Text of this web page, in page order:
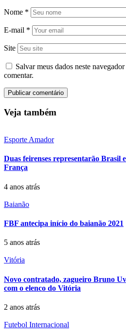
Nome *
E-mail *
Site
Salvar meus dados neste
comentar.
Veja também
Esporte Amador
Duas feirenses representarão Brasil
França
4 anos atrás
Baianão
FBF antecipa início do baianão 2021
5 anos atrás
Vitória
Novo contratado, zagueiro Bruno
com o elenco do Vitória
2 anos atrás
Futebol Internacional